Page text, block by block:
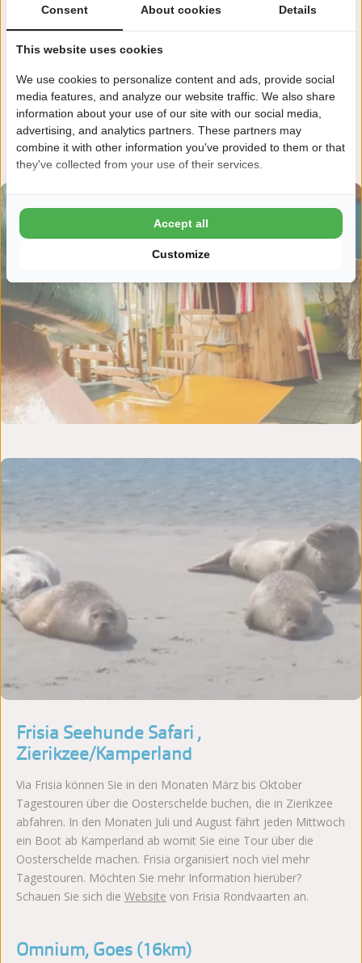
Eeterij-spelerij Vierlinden, Goes (16km)
Im Erholungsgebiet de Hollandsche Hoeve finden SieEeterij-
Spelerij Vierlinden. Jung und Alt können hier den ganzen Tag
Spaß haben. Klettern, rutschen und springen im natürlichen
Indoor-Spielplatz oder mit der Familie Minigolf spielen. Dies
alles ist möglich!
Frisia Seehunde Safari ,
Zierikzee/Kamperland
Via Frisia können Sie in den Monaten März bis Oktober
Tagestouren über die Oosterschelde buchen, die in Zierikzee
abfahren. In den Monaten Juli und August fährt jeden Mittwoch
ein Boot ab Kamperland ab womit Sie eine Tour über die
Oosterschelde machen. Frisia organisiert noch viel mehr
Tagestouren. Möchten Sie mehr Information hierüber?
Schauen Sie sich die Website von Frisia Rondvaarten an.
Omnium, Goes (16km)
Consent About cookies Details
This website uses cookies
We use cookies to personalize content and ads, provide social
media features, and analyze our website traffic. We also share
information about your use of our site with our social media,
advertising, and analytics partners. These partners may
combine it with other information you've provided to them or that
they've collected from your use of their services.
Customize
Accept all